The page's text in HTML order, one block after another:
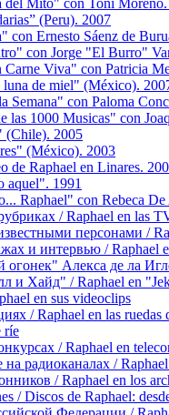
del Mito" con Toñi
(Peru). 2007
con Ernesto Sáenz de
con Jorge "El Burro"
Carne Viva" con Patricia
luna de miel" (México).
Semana" con Paloma
las 1000 Musicas" con
(Chile). 2005
(México). 2003
de Raphael en Linares.
aquel". 1991
Raphael" con Rebeca
/ Raphael en las
персонами /
и интервью / Raphael
Алекса де ла
и Хайд" / Raphael en
en sus videoclips
/ Raphael en las ruedas
ríe
/ Raphael en
на радиоканалах /
/ Raphael en los
/ Discos de Raphael: